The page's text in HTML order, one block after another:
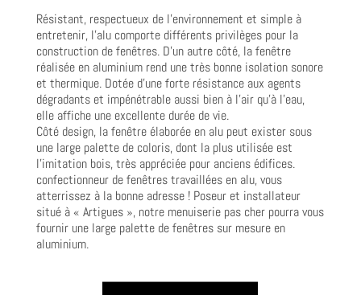
Résistant, respectueux de l’environnement et simple à
entretenir, l’alu comporte différents privilèges pour la
construction de fenêtres. D’un autre côté, la fenêtre
réalisée en aluminium rend une très bonne isolation sonore
et thermique. Dotée d’une forte résistance aux agents
dégradants et impénétrable aussi bien à l’air qu’à l’eau,
elle affiche une excellente durée de vie.
Côté design, la fenêtre élaborée en alu peut exister sous
une large palette de coloris, dont la plus utilisée est
l’imitation bois, très appréciée pour anciens édifices.
confectionneur de fenêtres travaillées en alu, vous
atterrissez à la bonne adresse ! Poseur et installateur
situé à « Artigues », notre menuiserie pas cher pourra vous
fournir une large palette de fenêtres sur mesure en
aluminium.